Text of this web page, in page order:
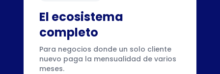
El ecosistema
completo
Para negocios donde un solo cliente
nuevo paga la mensualidad de varios
meses.